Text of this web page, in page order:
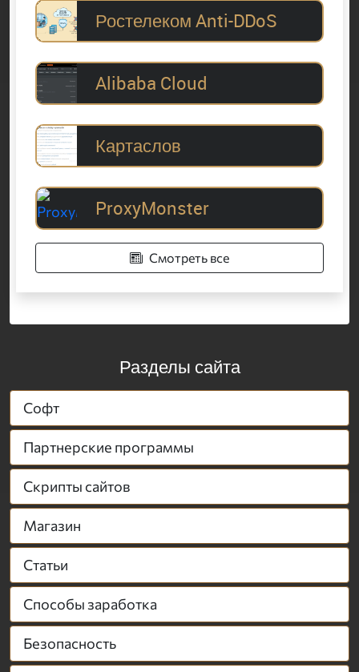
Ростелеком Anti-DDoS
Alibaba Cloud
Картаслов
ProxyMonster
Смотреть все
Разделы сайта
Софт
Партнерские программы
Скрипты сайтов
Магазин
Статьи
Способы заработка
Безопасность